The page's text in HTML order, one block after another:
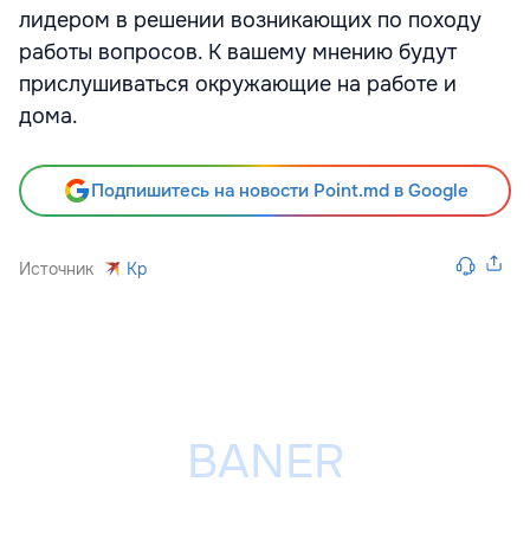
лидером в решении возникающих по походу
работы вопросов. К вашему мнению будут
прислушиваться окружающие на работе и
дома.
Подпишитесь на новости Point.md в Google
Источник Kp